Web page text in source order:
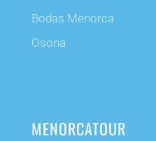
Bodas Menorca
Osona
MENORCATOUR